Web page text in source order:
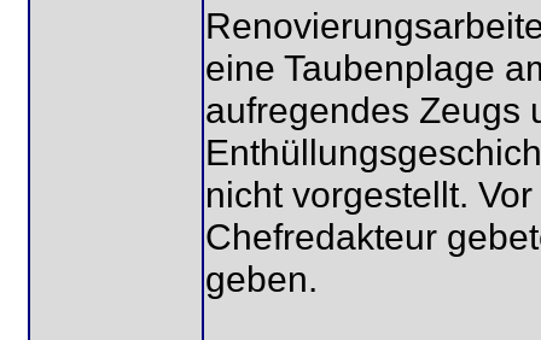
eine Taubenplage
aufregendes Zeugs
nicht vorgestellt.
Chefredakteur
geben.